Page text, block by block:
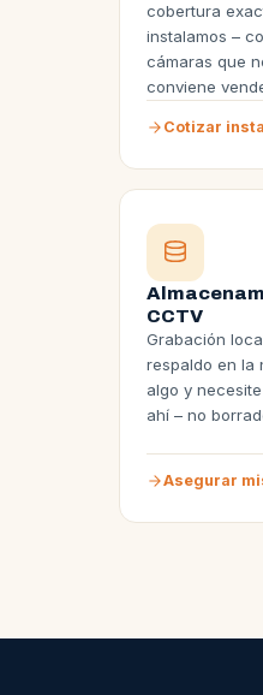
cobertura
instalamos –
cámaras que
conviene
Cotizar
CCTV
Grabación
respaldo en la
algo y
ahí – no
Asegurar